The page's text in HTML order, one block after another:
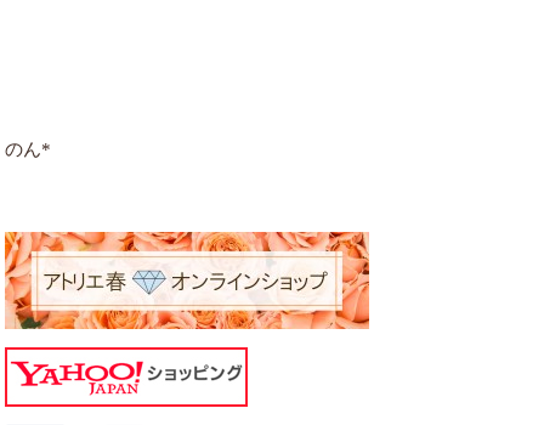
のん*